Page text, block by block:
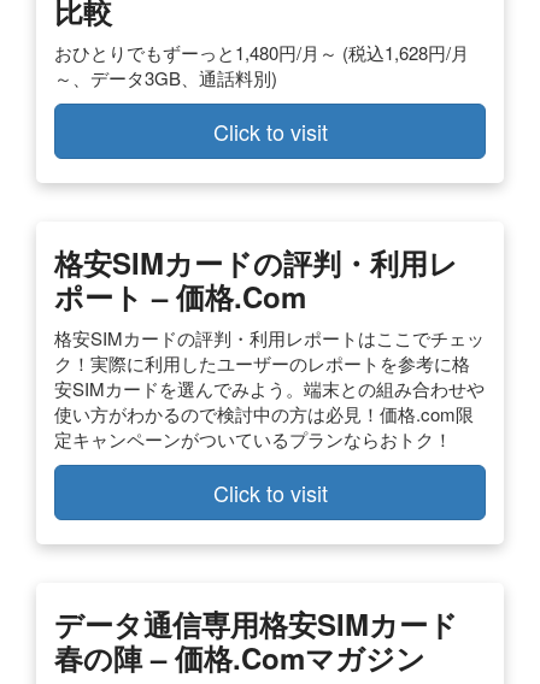
比較
おひとりでもずーっと1,480円/月～ (税込1,628円/月
～、データ3GB、通話料別)
Click to visit
格安SIMカードの評判・利用レ
ポート – 価格.com
格安SIMカードの評判・利用レポートはここでチェッ
ク！実際に利用したユーザーのレポートを参考に格
安SIMカードを選んでみよう。端末との組み合わせや
使い方がわかるので検討中の方は必見！価格.com限
定キャンペーンがついているプランならおトク！
Click to visit
データ通信専用格安SIMカード
春の陣 – 価格.comマガジン